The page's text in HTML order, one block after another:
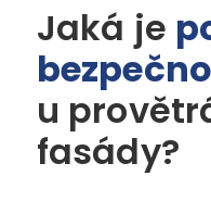
Jaká je
u
fasády?